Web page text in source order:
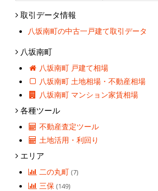
取引データ情報
八坂南町の中古一戸建て取引データ
八坂南町
八坂南町 戸建て相場
八坂南町 土地相場・不動産相場
八坂南町 マンション家賃相場
各種ツール
不動産査定ツール
土地活用・利回り
エリア
二の丸町(7)
三保(149)